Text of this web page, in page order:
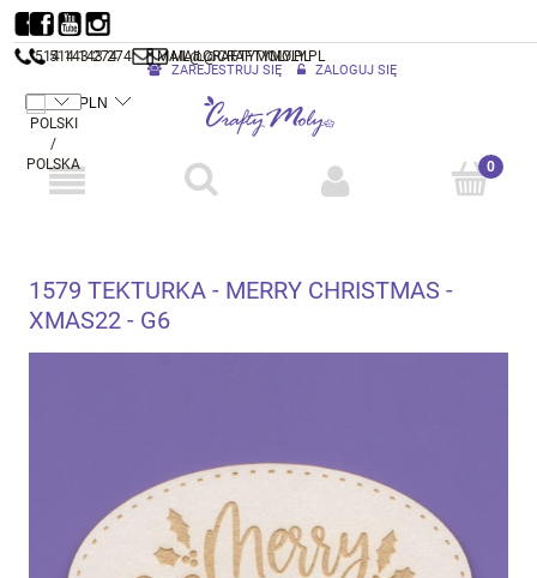
514 143 274 MAIL@CRAFTYMOLY.PL
ZAREJESTRUJ SIĘ ZALOGUJ SIĘ
514 143 274 MAIL@CRAFTYMOLY.PL
1579 TEKTURKA - MERRY CHRISTMAS -
XMAS22 - G6